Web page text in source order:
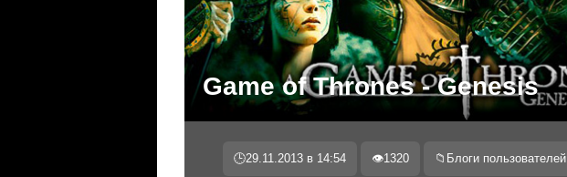
Game of Thrones - Genesis
🕒29.11.2013 в 14:54 👁1320 📁 Блоги пользователей